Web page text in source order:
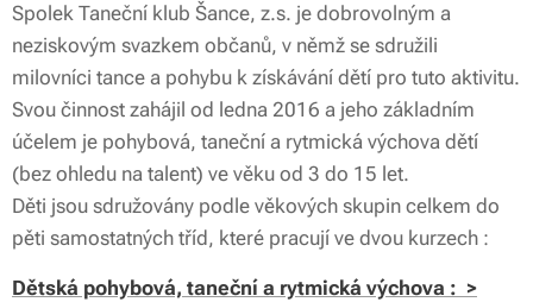
Spolek Taneční klub Šance, z.s. je dobrovolným a
neziskovým svazkem občanů, v němž se sdružili
milovníci tance a pohybu k získávání dětí pro tuto aktivitu.
Svou činnost zahájil od ledna 2016 a jeho základním
účelem je pohybová, taneční a rytmická výchova dětí
(bez ohledu na talent) ve věku od 3 do 15 let.
Děti jsou sdružovány podle věkových skupin celkem do
pěti samostatných tříd, které pracují ve dvou kurzech :
Dětská pohybová, taneční a rytmická výchova : >